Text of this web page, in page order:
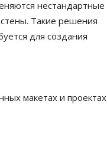
нестандартные
Такие решения
для создания
макетах и проектах